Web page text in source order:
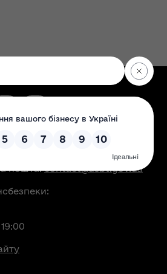
Київ, 03150
пошта:contact@dsbt.gov.ua